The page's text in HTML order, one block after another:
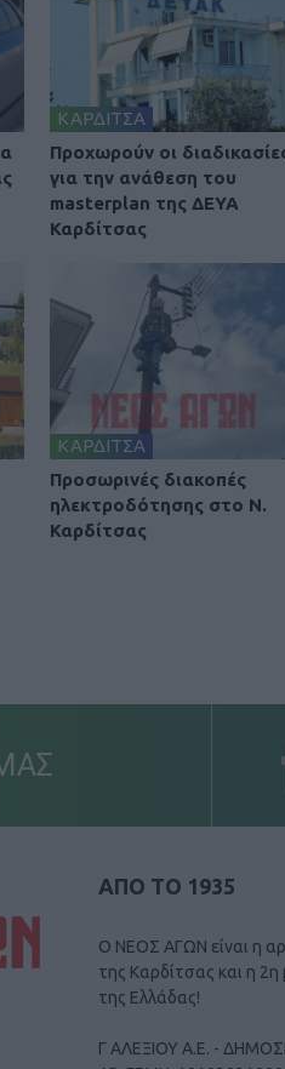
ΚΑΡΔΙΤΣΑ
Προχωρούν οι
για την ανάθεση του
masterplan της ΔΕΥΑ
Καρδίτσας
ΚΑΡΔΙΤΣΑ
Προσωρινές διακοπές
ηλεκτροδότησης στο Ν.
Καρδίτσας
ΑΠΟ ΤΟ 1935
Ο ΝΕΟΣ ΑΓΩΝ είναι η
της Καρδίτσας και η
της Ελλάδας!
Γ ΑΛΕΞΙΟΥ Α.Ε. -